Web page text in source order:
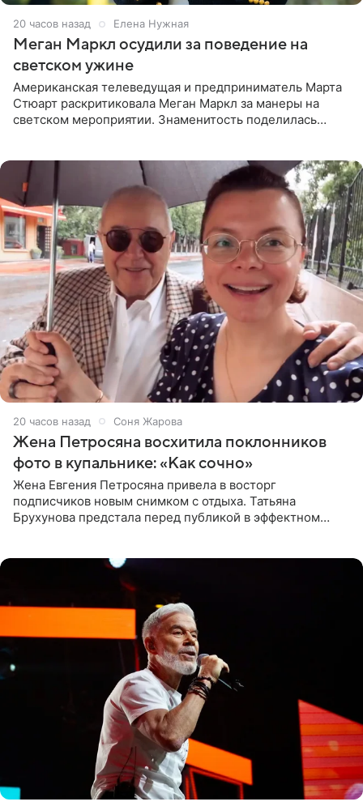
20 часов назад Елена Нужная
Меган Маркл осудили за поведение на
светском ужине
Американская телеведущая и предприниматель Марта
Стюарт раскритиковала Меган Маркл за манеры на
светском мероприятии. Знаменитость поделилась
20 часов назад Соня Жарова
Жена Петросяна восхитила поклонников
фото в купальнике: «Как сочно»
Жена Евгения Петросяна привела в восторг
подписчиков новым снимком с отдыха. Татьяна
Брухунова предстала перед публикой в эффектном